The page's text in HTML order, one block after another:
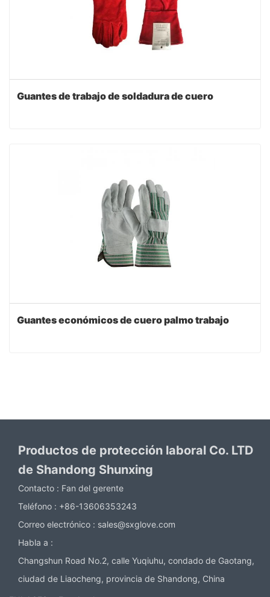
Guantes de trabajo de soldadura de cuero
Guantes económicos de cuero palmo trabajo
Productos de protección laboral Co. LTD
de Shandong Shunxing
Contacto : Fan del gerente
Teléfono : +86-13606353243
Correo electrónico : sales@sxglove.com
Habla a :
Changshun Road No.2, calle Yuqiuhu, condado de Gaotang,
ciudad de Liaocheng, provincia de Shandong, China